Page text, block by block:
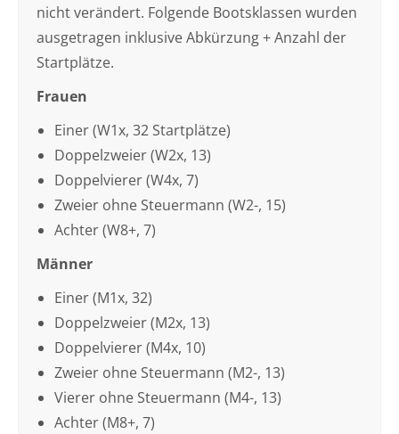
nicht verändert. Folgende Bootsklassen wurden
ausgetragen inklusive Abkürzung + Anzahl der
Startplätze.
Frauen
Einer (W1x, 32 Startplätze)
Doppelzweier (W2x, 13)
Doppelvierer (W4x, 7)
Zweier ohne Steuermann (W2-, 15)
Achter (W8+, 7)
Männer
Einer (M1x, 32)
Doppelzweier (M2x, 13)
Doppelvierer (M4x, 10)
Zweier ohne Steuermann (M2-, 13)
Vierer ohne Steuermann (M4-, 13)
Achter (M8+, 7)